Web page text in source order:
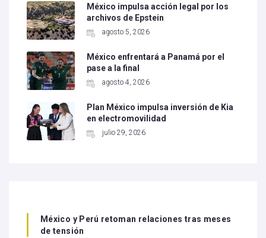
México impulsa acción legal por los
archivos de Epstein
agosto 5, 2026
México enfrentará a Panamá por el
pase a la final
agosto 4, 2026
Plan México impulsa inversión de Kia
en electromovilidad
julio 29, 2026
México y Perú retoman relaciones tras meses
de tensión